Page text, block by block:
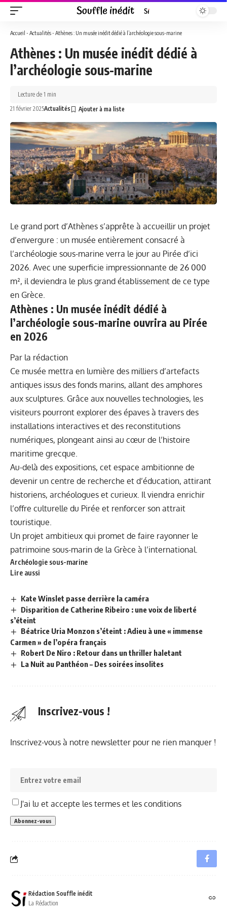
Accueil - Actualités- Athènes : Un musée inédit dédié à l’archéologie sous-marine
Athènes : Un musée inédit dédié à
l’archéologie sous-marine
21 février 2025Actualités
Lecture de 1 min
Le grand port d’Athènes s’apprête à accueillir un projet
d’envergure : un musée entièrement consacré à
l’archéologie sous-marine verra le jour au Pirée d’ici
2026. Avec une superficie impressionnante de 26 000
m², il deviendra le plus grand établissement de ce type
en Grèce.
Athènes : Un musée inédit dédié à
l’archéologie sous-marine ouvrira au Pirée
en 2026
Par la rédaction
Ce musée mettra en lumière des milliers d’artefacts
antiques issus des fonds marins, allant des amphores
aux sculptures. Grâce aux nouvelles technologies, les
visiteurs pourront explorer des épaves à travers des
installations interactives et des reconstitutions
numériques, plongeant ainsi au cœur de l’histoire
maritime grecque.
Au-delà des expositions, cet espace ambitionne de
devenir un centre de recherche et d’éducation, attirant
historiens, archéologues et curieux. Il viendra enrichir
l’offre culturelle du Pirée et renforcer son attrait
touristique.
Un projet ambitieux qui promet de faire rayonner le
patrimoine sous-marin de la Grèce à l’international.
Archéologie sous-marine
Lire aussi
Kate Winslet passe derrière la caméra
Disparition de Catherine Ribeiro : une voix de liberté
s’éteint
Béatrice Uria Monzon s’éteint : Adieu à une « immense
Carmen » de l’opéra français
Robert De Niro : Retour dans un thriller haletant
La Nuit au Panthéon – Des soirées insolites
Inscrivez-vous !
Inscrivez-vous à notre newsletter pour ne rien manquer !
J'ai lu et accepte les termes et les conditions
Rédaction Souffle inédit
La Rédaction